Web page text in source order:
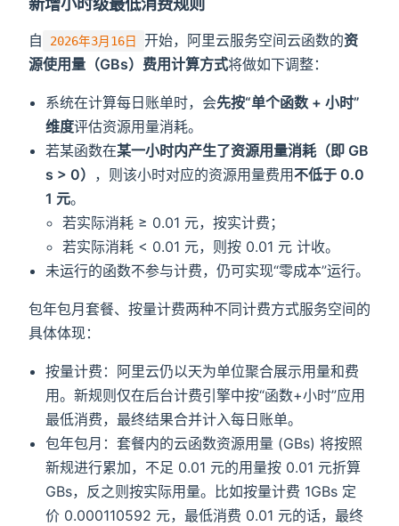
新增⼩时级最低消费规则
⾃ 2026年3月16日 开始，阿里云服务空间云函数的资
源使用量（GBs）费⽤计算⽅式将做如下调整：
系统在计算每⽇账单时，会先按“单个函数 + ⼩时”
维度评估资源用量消耗。
若某函数在某⼀⼩时内产⽣了资源用量消耗（即 GB
s > 0） ，则该⼩时对应的资源用量费⽤不低于 0.0
1 元。
若实际消耗 ≥ 0.01 元，按实计费；
若实际消耗 < 0.01 元，则按 0.01 元 计收。
未运⾏的函数不参与计费，仍可实现“零成本”运⾏。
包年包月套餐、按量计费两种不同计费方式服务空间的
具体体现：
按量计费：阿里云仍以天为单位聚合展示⽤量和费
⽤。新规则仅在后台计费引擎中按“函数+⼩时”应⽤
最低消费，最终结果合并计⼊每⽇账单。
包年包月：套餐内的云函数资源用量 (GBs) 将按照
新规进行累加，不足 0.01 元的用量按 0.01 元折算
GBs，反之则按实际用量。比如按量计费 1GBs 定
价 0.000110592 元，最低消费 0.01 元的话，最终